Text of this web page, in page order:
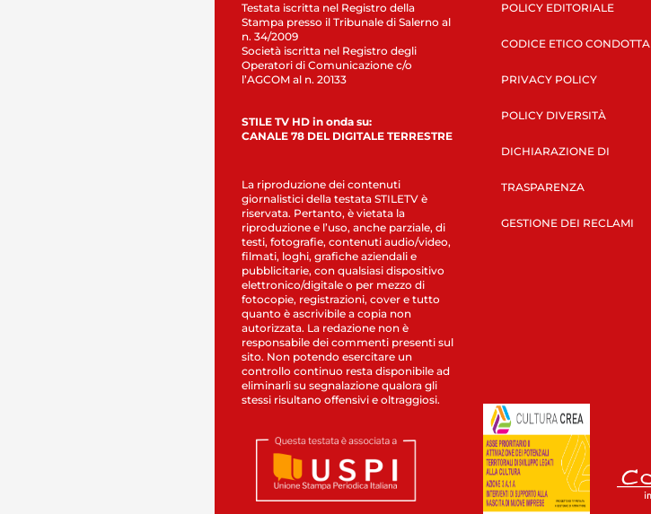
Testata iscritta nel Registro della
Stampa presso il Tribunale di Salerno al
n. 34/2009
Società iscritta nel Registro degli
Operatori di Comunicazione c/o
l’AGCOM al n. 20133
STILE TV HD in onda su:
CANALE 78 DEL DIGITALE TERRESTRE
La riproduzione dei contenuti
giornalistici della testata STILETV è
riservata. Pertanto, è vietata la
riproduzione e l’uso, anche parziale, di
testi, fotografie, contenuti audio/video,
filmati, loghi, grafiche aziendali e
pubblicitarie, con qualsiasi dispositivo
elettronico/digitale o per mezzo di
fotocopie, registrazioni, cover e tutto
quanto è ascrivibile a copia non
autorizzata. La redazione non è
responsabile dei commenti presenti sul
sito. Non potendo esercitare un
controllo continuo resta disponibile ad
eliminarli su segnalazione qualora gli
stessi risultano offensivi e oltraggiosi.
POLICY EDITORIALE
CODICE ETICO CONDOTTA
PRIVACY POLICY
POLICY DIVERSITÀ
DICHIARAZIONE DI
TRASPARENZA
GESTIONE DEI RECLAMI